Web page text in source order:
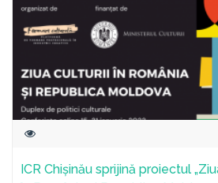
ICR Chișinău sprijină proiectul